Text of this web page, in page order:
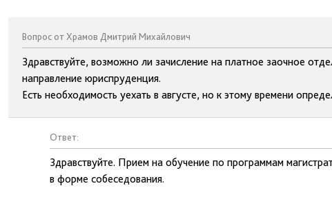
Вопрос от Храмов Дмитрий Михайлович
Здравствуйте, возможно ли зачисление на платное заочное
направление юриспруденция.
Есть необходимость уехать в августе, но к этому времени
Ответ:
Здравствуйте. Прием на обучение по программам
в форме собеседования.